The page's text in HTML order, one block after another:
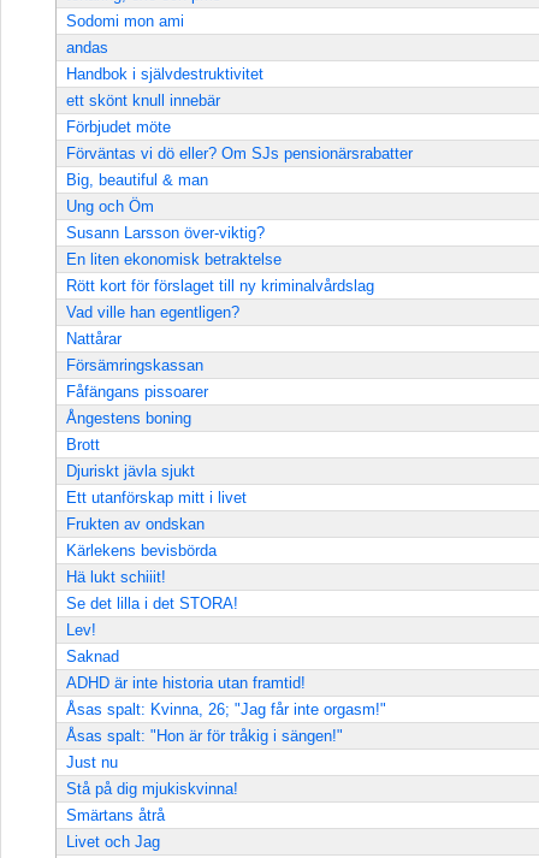
Sodomi mon ami
andas
Handbok i självdestruktivitet
ett skönt knull innebär
Förbjudet möte
Förväntas vi dö eller? Om SJs pensionärsrabatter
Big, beautiful & man
Ung och Öm
Susann Larsson över-viktig?
En liten ekonomisk betraktelse
Rött kort för förslaget till ny kriminalvårdslag
Vad ville han egentligen?
Nattårar
Försämringskassan
Fåfängans pissoarer
Ångestens boning
Brott
Djuriskt jävla sjukt
Ett utanförskap mitt i livet
Frukten av ondskan
Kärlekens bevisbörda
Hä lukt schiiit!
Se det lilla i det STORA!
Lev!
Saknad
ADHD är inte historia utan framtid!
Åsas spalt: Kvinna, 26; "Jag får inte orgasm!"
Åsas spalt: "Hon är för tråkig i sängen!"
Just nu
Stå på dig mjukiskvinna!
Smärtans åtrå
Livet och Jag